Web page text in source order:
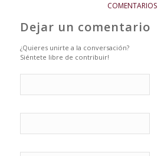
COMENTARIOS
Dejar un comentario
¿Quieres unirte a la conversación?
Siéntete libre de contribuir!